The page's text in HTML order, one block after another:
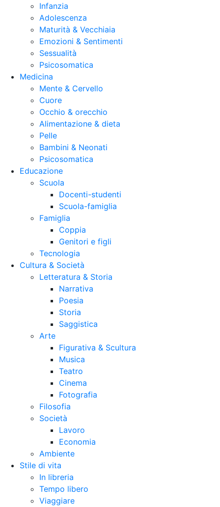
Infanzia
Adolescenza
Maturità & Vecchiaia
Emozioni & Sentimenti
Sessualità
Psicosomatica
Medicina
Mente & Cervello
Cuore
Occhio & orecchio
Alimentazione & dieta
Pelle
Bambini & Neonati
Psicosomatica
Educazione
Scuola
Docenti-studenti
Scuola-famiglia
Famiglia
Coppia
Genitori e figli
Tecnologia
Cultura & Società
Letteratura & Storia
Narrativa
Poesia
Storia
Saggistica
Arte
Figurativa & Scultura
Musica
Teatro
Cinema
Fotografia
Filosofia
Società
Lavoro
Economia
Ambiente
Stile di vita
In libreria
Tempo libero
Viaggiare